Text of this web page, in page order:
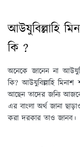
আউযুবিল্লাহি
কি ?
অনেকে জানেন না
কি? আউযুবিল্লাহি মিনাশ
আছেন তাদের জন্যি
এর বাংলা অর্থ জানা
করা দরকার তাও জানব।